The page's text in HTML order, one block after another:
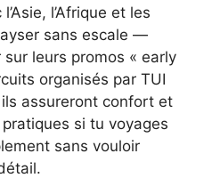
l’Afrique et les
sans escale —
sur leurs promos « early
organisés par TUI
assureront confort et
si tu voyages
sans vouloir